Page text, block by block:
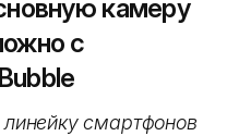
камеру
с
смартфонов